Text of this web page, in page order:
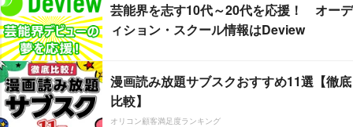
芸能界を志す10代～20代を応援！ オーデ
ィション・スクール情報はDeview
漫画読み放題サブスクおすすめ11選【徹底
比較】
オリコン顧客満足度ランキング